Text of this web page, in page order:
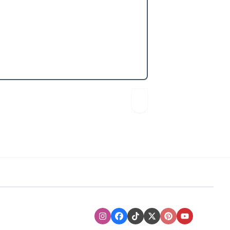
InstagramFacebook
TikTokXTwitter
PinterestYoutube